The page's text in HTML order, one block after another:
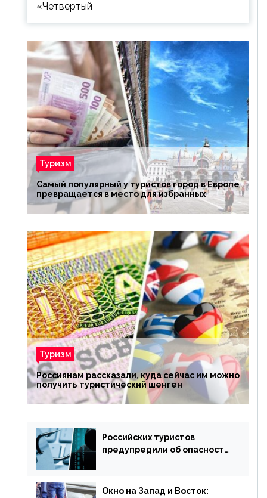
«Четвертый
Туризм
Самый популярный у туристов город в Европе
превращается в место для избранных
Туризм
Россиянам рассказали, куда сейчас им можно
получить туристический шенген
Российских туристов
предупредили об опасности
Окно на Запад и Восток: